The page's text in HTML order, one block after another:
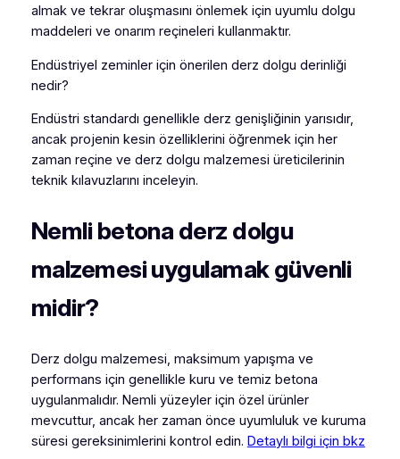
almak ve tekrar oluşmasını önlemek için uyumlu dolgu
maddeleri ve onarım reçineleri kullanmaktır.
Endüstriyel zeminler için önerilen derz dolgu derinliği
nedir?
Endüstri standardı genellikle derz genişliğinin yarısıdır,
ancak projenin kesin özelliklerini öğrenmek için her
zaman reçine ve derz dolgu malzemesi üreticilerinin
teknik kılavuzlarını inceleyin.
Nemli betona derz dolgu
malzemesi uygulamak güvenli
midir?
Derz dolgu malzemesi, maksimum yapışma ve
performans için genellikle kuru ve temiz betona
uygulanmalıdır. Nemli yüzeyler için özel ürünler
mevcuttur, ancak her zaman önce uyumluluk ve kuruma
süresi gereksinimlerini kontrol edin. Detaylı bilgi için bkz